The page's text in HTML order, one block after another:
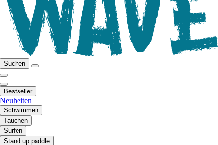
Suchen
Bestseller
Neuheiten
Schwimmen
Tauchen
Surfen
Stand up paddle